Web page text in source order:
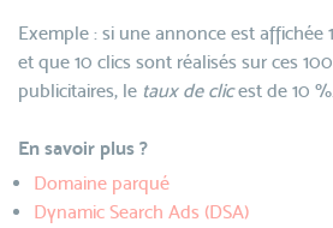
Exemple : si une annonce est
et que 10 clics sont réalisés sur ces
publicitaires, le taux de clicest de 10
En savoir plus ?
Domaine parqué
Dynamic Search Ads (DSA)